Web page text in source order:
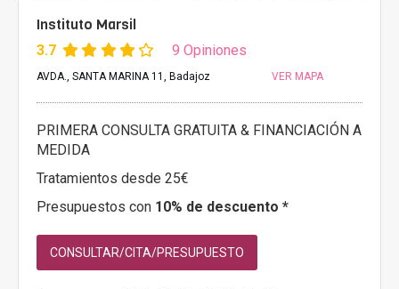
Instituto Marsil
3.7 9 Opiniones
AVDA., SANTA MARINA 11, Badajoz VER MAPA
PRIMERA CONSULTA GRATUITA & FINANCIACIÓN A
MEDIDA
Tratamientos desde 25€
Presupuestos con 10% de descuento *
CONSULTAR/CITA/PRESUPUESTO